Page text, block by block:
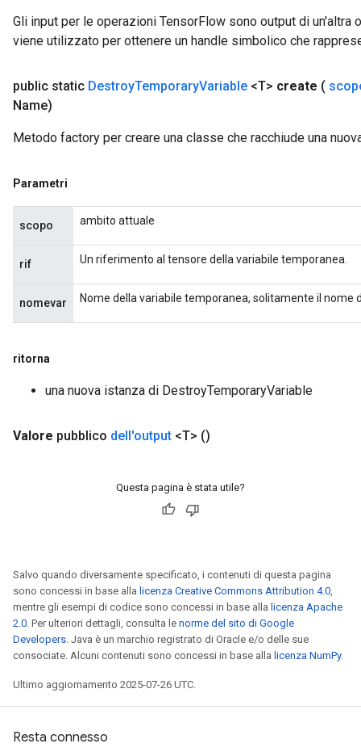
Gli input per le operazioni TensorFlow sono output di un'altra
viene utilizzato per ottenere un handle simbolico che
public static DestroyTemporaryVariable <T> create (
Name)
Metodo factory per creare una classe che racchiude una
Parametri
scopo ambito attuale
rif Un riferimento al tensore della variabile temporanea.
nomevar Nome della variabile temporanea, solitamente il
ritorna
una nuova istanza di DestroyTemporaryVariable
Valore pubblico dell'output <T> ()
Questa pagina è stata utile?
Salvo quando diversamente specificato, i contenuti di questa pagina
sono concessi in base alla licenza Creative Commons Attribution 4.0,
mentre gli esempi di codice sono concessi in base alla licenza Apache
2.0. Per ulteriori dettagli, consulta le norme del sito di Google
Developers. Java è un marchio registrato di Oracle e/o delle sue
consociate. Alcuni contenuti sono concessi in base alla licenza NumPy.
Ultimo aggiornamento 2025-07-26 UTC.
Resta connesso